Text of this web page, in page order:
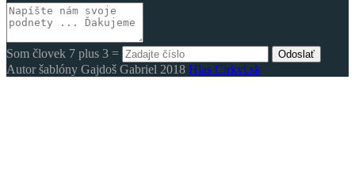
Som človek 7 plus 3 = Odoslať
Autor šablóny Gajdoš Gabriel 2018 Hlas Cirkvi.sk